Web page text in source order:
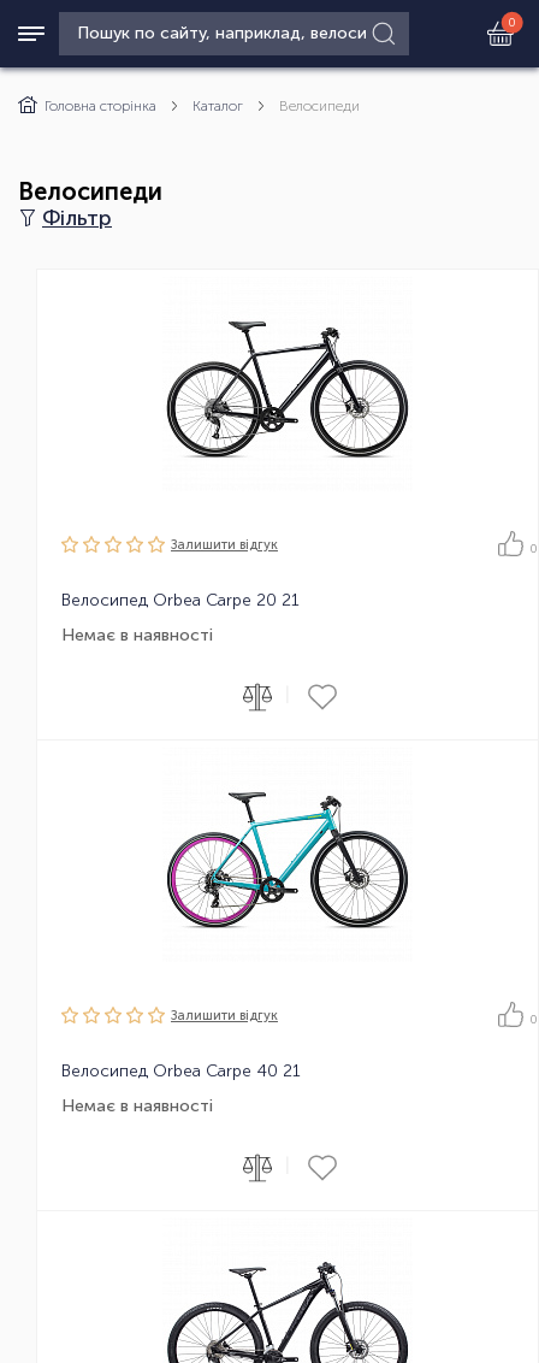
0
Головна сторінка Каталог Велосипеди
Велосипеди
Фільтр
Залишити вiдгук 0
Велосипед Orbea Carpe 20 21
Немає в наявності
Залишити вiдгук 0
Велосипед Orbea Carpe 40 21
Немає в наявності